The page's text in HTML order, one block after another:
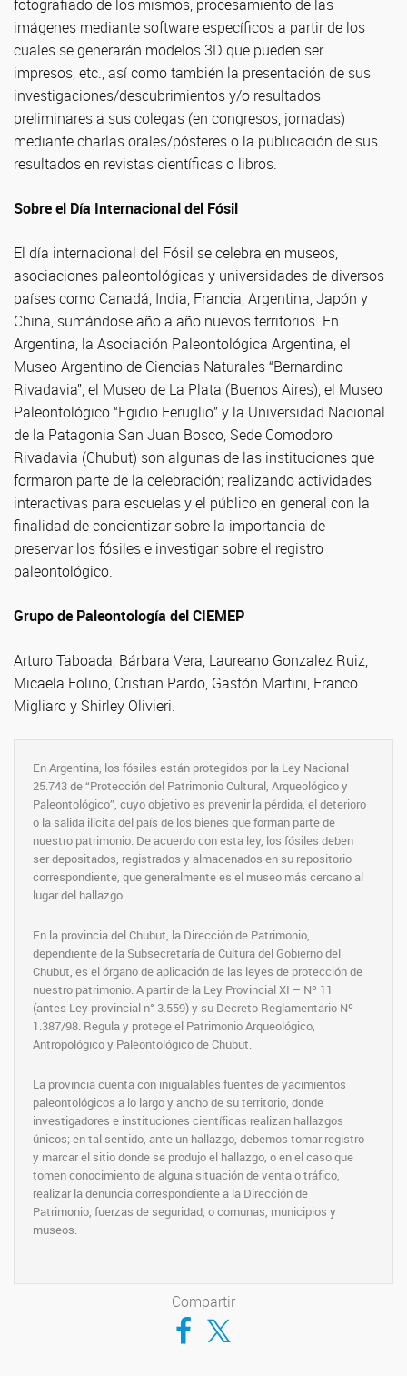
fotografiado de los mismos, procesamiento de las
imágenes mediante software específicos a partir de los
cuales se generarán modelos 3D que pueden ser
impresos, etc., así como también la presentación de sus
investigaciones/descubrimientos y/o resultados
preliminares a sus colegas (en congresos, jornadas)
mediante charlas orales/pósteres o la publicación de sus
resultados en revistas científicas o libros.
Sobre el Día Internacional del Fósil
El día internacional del Fósil se celebra en museos,
asociaciones paleontológicas y universidades de diversos
países como Canadá, India, Francia, Argentina, Japón y
China, sumándose año a año nuevos territorios. En
Argentina, la Asociación Paleontológica Argentina, el
Museo Argentino de Ciencias Naturales “Bernardino
Rivadavia”, el Museo de La Plata (Buenos Aires), el Museo
Paleontológico “Egidio Feruglio” y la Universidad Nacional
de la Patagonia San Juan Bosco, Sede Comodoro
Rivadavia (Chubut) son algunas de las instituciones que
formaron parte de la celebración; realizando actividades
interactivas para escuelas y el público en general con la
finalidad de concientizar sobre la importancia de
preservar los fósiles e investigar sobre el registro
paleontológico.
Grupo de Paleontología del CIEMEP
Arturo Taboada, Bárbara Vera, Laureano Gonzalez Ruiz,
Micaela Folino, Cristian Pardo, Gastón Martini, Franco
Migliaro y Shirley Olivieri.
En Argentina, los fósiles están protegidos por la Ley Nacional
25.743 de “Protección del Patrimonio Cultural, Arqueológico y
Paleontológico”, cuyo objetivo es prevenir la pérdida, el deterioro
o la salida ilícita del país de los bienes que forman parte de
nuestro patrimonio. De acuerdo con esta ley, los fósiles deben
ser depositados, registrados y almacenados en su repositorio
correspondiente, que generalmente es el museo más cercano al
lugar del hallazgo.
En la provincia del Chubut, la Dirección de Patrimonio,
dependiente de la Subsecretaría de Cultura del Gobierno del
Chubut, es el órgano de aplicación de las leyes de protección de
nuestro patrimonio. A partir de la Ley Provincial XI – Nº 11
(antes Ley provincial n° 3.559) y su Decreto Reglamentario Nº
1.387/98. Regula y protege el Patrimonio Arqueológico,
Antropológico y Paleontológico de Chubut.
La provincia cuenta con inigualables fuentes de yacimientos
paleontológicos a lo largo y ancho de su territorio, donde
investigadores e instituciones científicas realizan hallazgos
únicos; en tal sentido, ante un hallazgo, debemos tomar registro
y marcar el sitio donde se produjo el hallazgo, o en el caso que
tomen conocimiento de alguna situación de venta o tráfico,
realizar la denuncia correspondiente a la Dirección de
Patrimonio, fuerzas de seguridad, o comunas, municipios y
museos.
Compartir
Compartir en Facebook
Compartir en Twitter